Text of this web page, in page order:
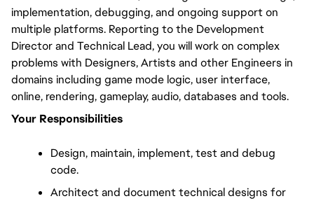
implementation, debugging, and ongoing support on
multiple platforms. Reporting to the Development
Director and Technical Lead, you will work on complex
problems with Designers, Artists and other Engineers in
domains including game mode logic, user interface,
online, rendering, gameplay, audio, databases and tools.
Your Responsibilities
Design, maintain, implement, test and debug
code.
Architect and document technical designs for